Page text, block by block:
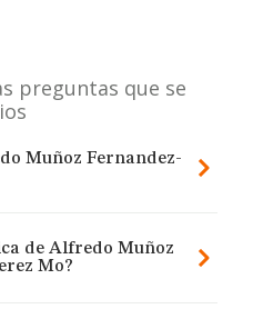
preguntas que se
Muñoz Fernandez-
de Alfredo Muñoz
Mo?